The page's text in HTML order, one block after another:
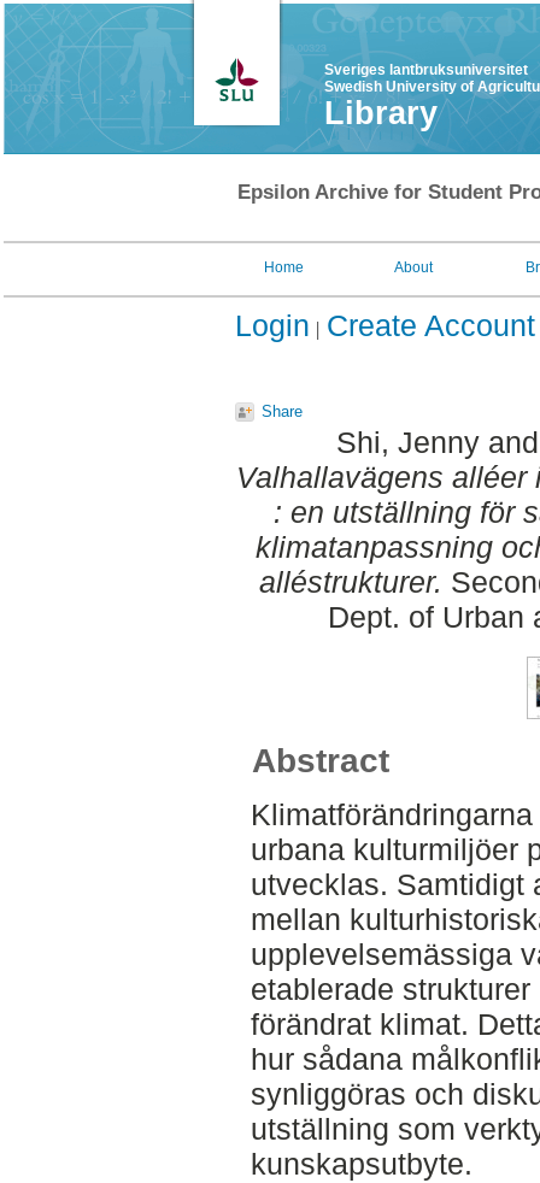
Sveriges lantbruksuniversitet
Swedish University of
Library
Epsilon Archive for Student
Home About
Login Create Account
Share
Shi, Jenny
Valhallavägens
: en utställning för
klimatanpassning
alléstrukturer.
Dept. of Urban
Abstract
urbana kulturmiljöer
utvecklas. Samtidigt
mellan
upplevelsemässiga
etablerade
förändrat klimat.
hur sådana
synliggöras och
utställning som
kunskapsutbyte.